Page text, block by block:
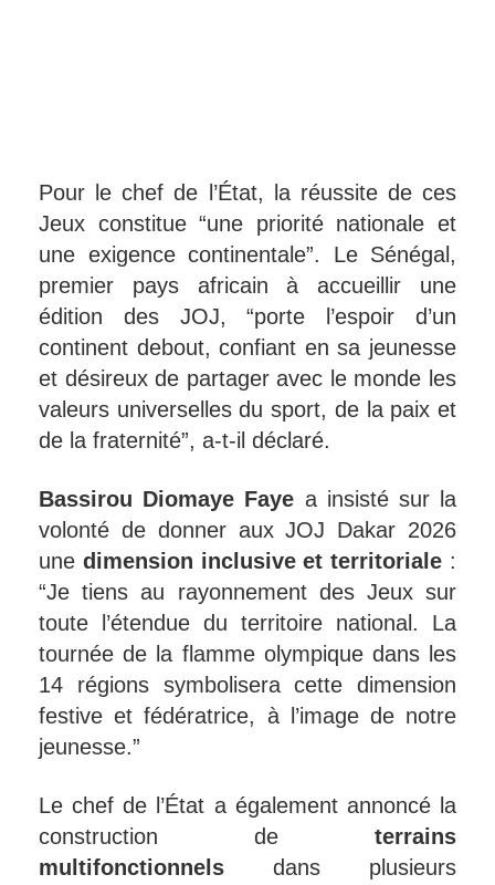
Pour le chef de l’État, la réussite de ces
Jeux constitue “une priorité nationale et
une exigence continentale”. Le Sénégal,
premier pays africain à accueillir une
édition des JOJ, “porte l’espoir d’un
continent debout, confiant en sa jeunesse
et désireux de partager avec le monde les
valeurs universelles du sport, de la paix et
de la fraternité”, a-t-il déclaré.
Bassirou Diomaye Faye a insisté sur la
volonté de donner aux JOJ Dakar 2026
une dimension inclusive et territoriale :
“Je tiens au rayonnement des Jeux sur
toute l’étendue du territoire national. La
tournée de la flamme olympique dans les
14 régions symbolisera cette dimension
festive et fédératrice, à l’image de notre
jeunesse.”
Le chef de l’État a également annoncé la
construction de terrains
multifonctionnels dans plusieurs